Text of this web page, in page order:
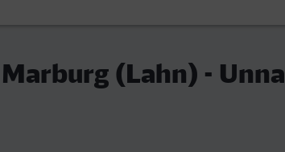
Marburg (Lahn) - Unna